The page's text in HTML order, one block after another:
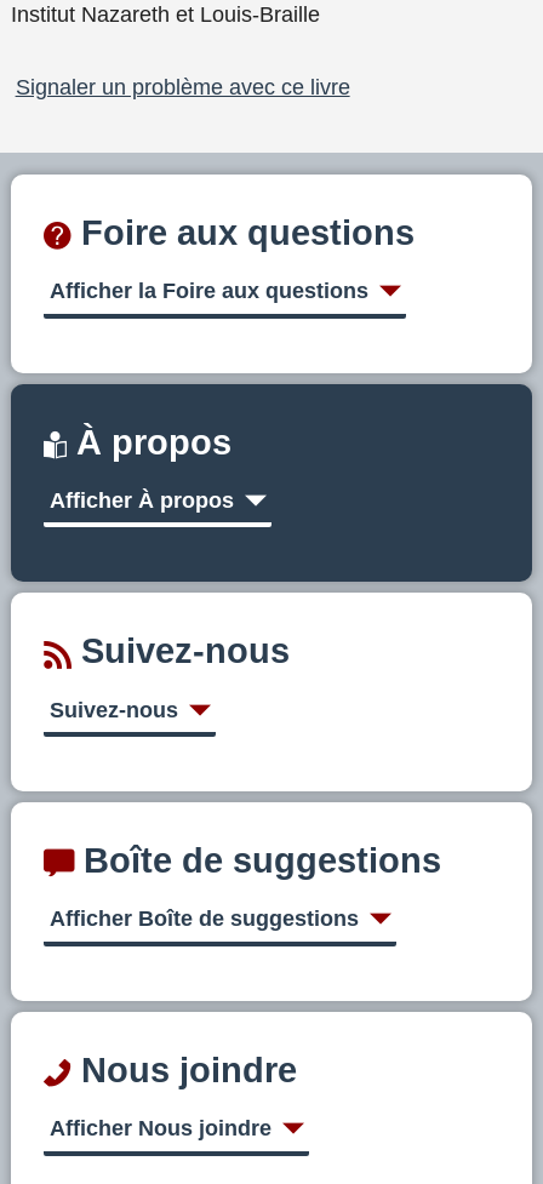
Institut Nazareth et Louis-Braille
Signaler un problème avec ce livre
Foire aux questions
Afficher la Foire aux questions
À propos
Afficher À propos
Suivez-nous
Suivez-nous
Boîte de suggestions
Afficher Boîte de suggestions
Nous joindre
Afficher Nous joindre